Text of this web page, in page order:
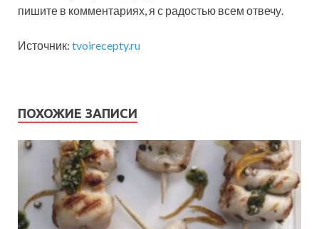
пишите в комментариях, я с радостью всем отвечу.
Источник: tvoirecepty.ru
ПОХОЖИЕ ЗАПИСИ